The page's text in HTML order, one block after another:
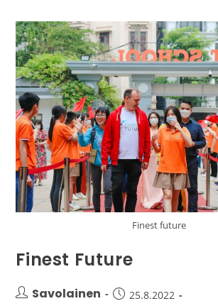
Finest future
Finest Future
Savolainen 25.8.2022